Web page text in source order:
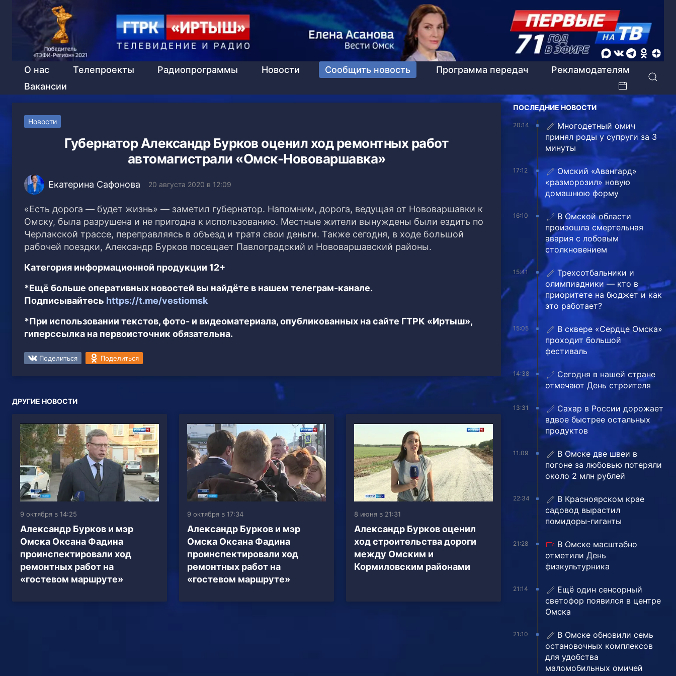
О нас Телепроекты Радиопрограммы Новости Сообщить новость Программа передач
Рекламодателям
Вакансии
Новости
Губернатор Александр Бурков оценил ход ремонтных работ
автомагистрали «Омск-Нововаршавка»
Екатерина Сафонова 20 августа 2020 в 12:09
«Есть дорога — будет жизнь» — заметил губернатор. Напомним, дорога, ведущая от Нововаршавки к
Омску, была разрушена и не пригодна к использованию. Местные жители вынуждены были ездить по
Черлакской трассе, переправляясь в объезд и тратя свои деньги. Также сегодня, в ходе большой
рабочей поездки, Александр Бурков посещает Павлоградский и Нововаршавский районы.
Категория информационной продукции 12+
*Ещё больше оперативных новостей вы найдёте в нашем телеграм-канале.
Подписывайтесь https://t.me/vestiomsk
*При использовании текстов, фото- и видеоматериала, опубликованных на сайте ГТРК «Иртыш»,
гиперссылка на первоисточник обязательна.
Поделиться Поделиться
ДРУГИЕ НОВОСТИ
9 октября в 14:25
Александр Бурков и мэр
Омска Оксана Фадина
проинспектировали ход
ремонтных работ на
«гостевом маршруте»
9 октября в 17:34
Александр Бурков и мэр
Омска Оксана Фадина
проинспектировали ход
ремонтных работ на
«гостевом маршруте»
8 июня в 21:31
Александр Бурков оценил
ход строительства дороги
между Омским и
Кормиловским районами
ПОСЛЕДНИЕ НОВОСТИ
20:14
Многодетный омич
принял роды у супруги за 3
минуты
17:12
Омский «Авангард»
«разморозил» новую
домашнюю форму
16:10
В Омской области
произошла смертельная
авария с лобовым
столкновением
15:41
Трехсотбальники и
олимпиадники — кто в
приоритете на бюджет и как
это работает?
15:05
В сквере «Сердце Омска»
проходит большой
фестиваль
14:38
Сегодня в нашей стране
отмечают День строителя
13:31
Сахар в России дорожает
вдвое быстрее остальных
продуктов
11:09
В Омске две швеи в
погоне за любовью потеряли
около 2 млн рублей
22:34
В Красноярском крае
садовод вырастил
помидоры-гиганты
21:28
В Омске масштабно
отметили День
физкультурника
21:14
Ещё один сенсорный
светофор появился в центре
Омска
21:10
В Омске обновили семь
остановочных комплексов
для удобства
маломобильных омичей